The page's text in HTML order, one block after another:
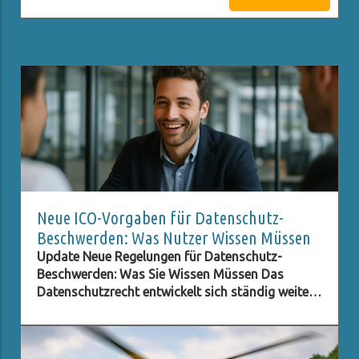
Neue ICO-Vorgaben für Datenschutz-
Beschwerden: Was Nutzer Wissen Müssen
Update Neue Regelungen für Datenschutz-
Beschwerden: Was Sie Wissen Müssen Das
Datenschutzrecht entwickelt sich ständig weiter,
Schutz persönlicher Daten immer wichtiger wird.
Eine der neuesten Entwicklungen betrifft die ICO